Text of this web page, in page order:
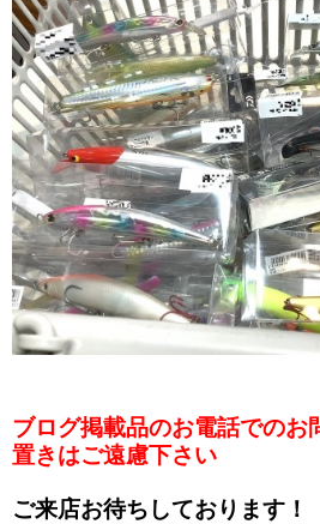
ブログ掲載品のお電話でのお
置きはご遠慮下さい
ご来店お待ちしております！